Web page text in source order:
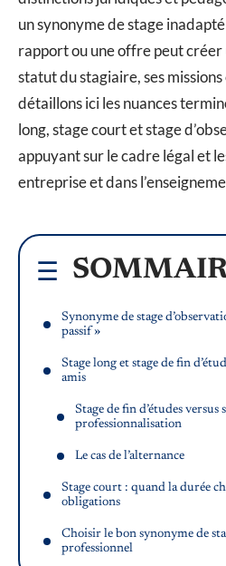
un synonyme de stage
rapport ou une offre peut
statut du stagiaire, ses
détaillons ici les nuances
long, stage court et stage
appuyant sur le cadre légal et
entreprise et dans
Synonyme de stage
passif »
Stage long et stage de fin
amis
Stage de fin d’études versus
professionnalisation
Le cas de l’alternance
Stage court : quand la durée
obligations
Choisir le bon synonyme de
professionnel